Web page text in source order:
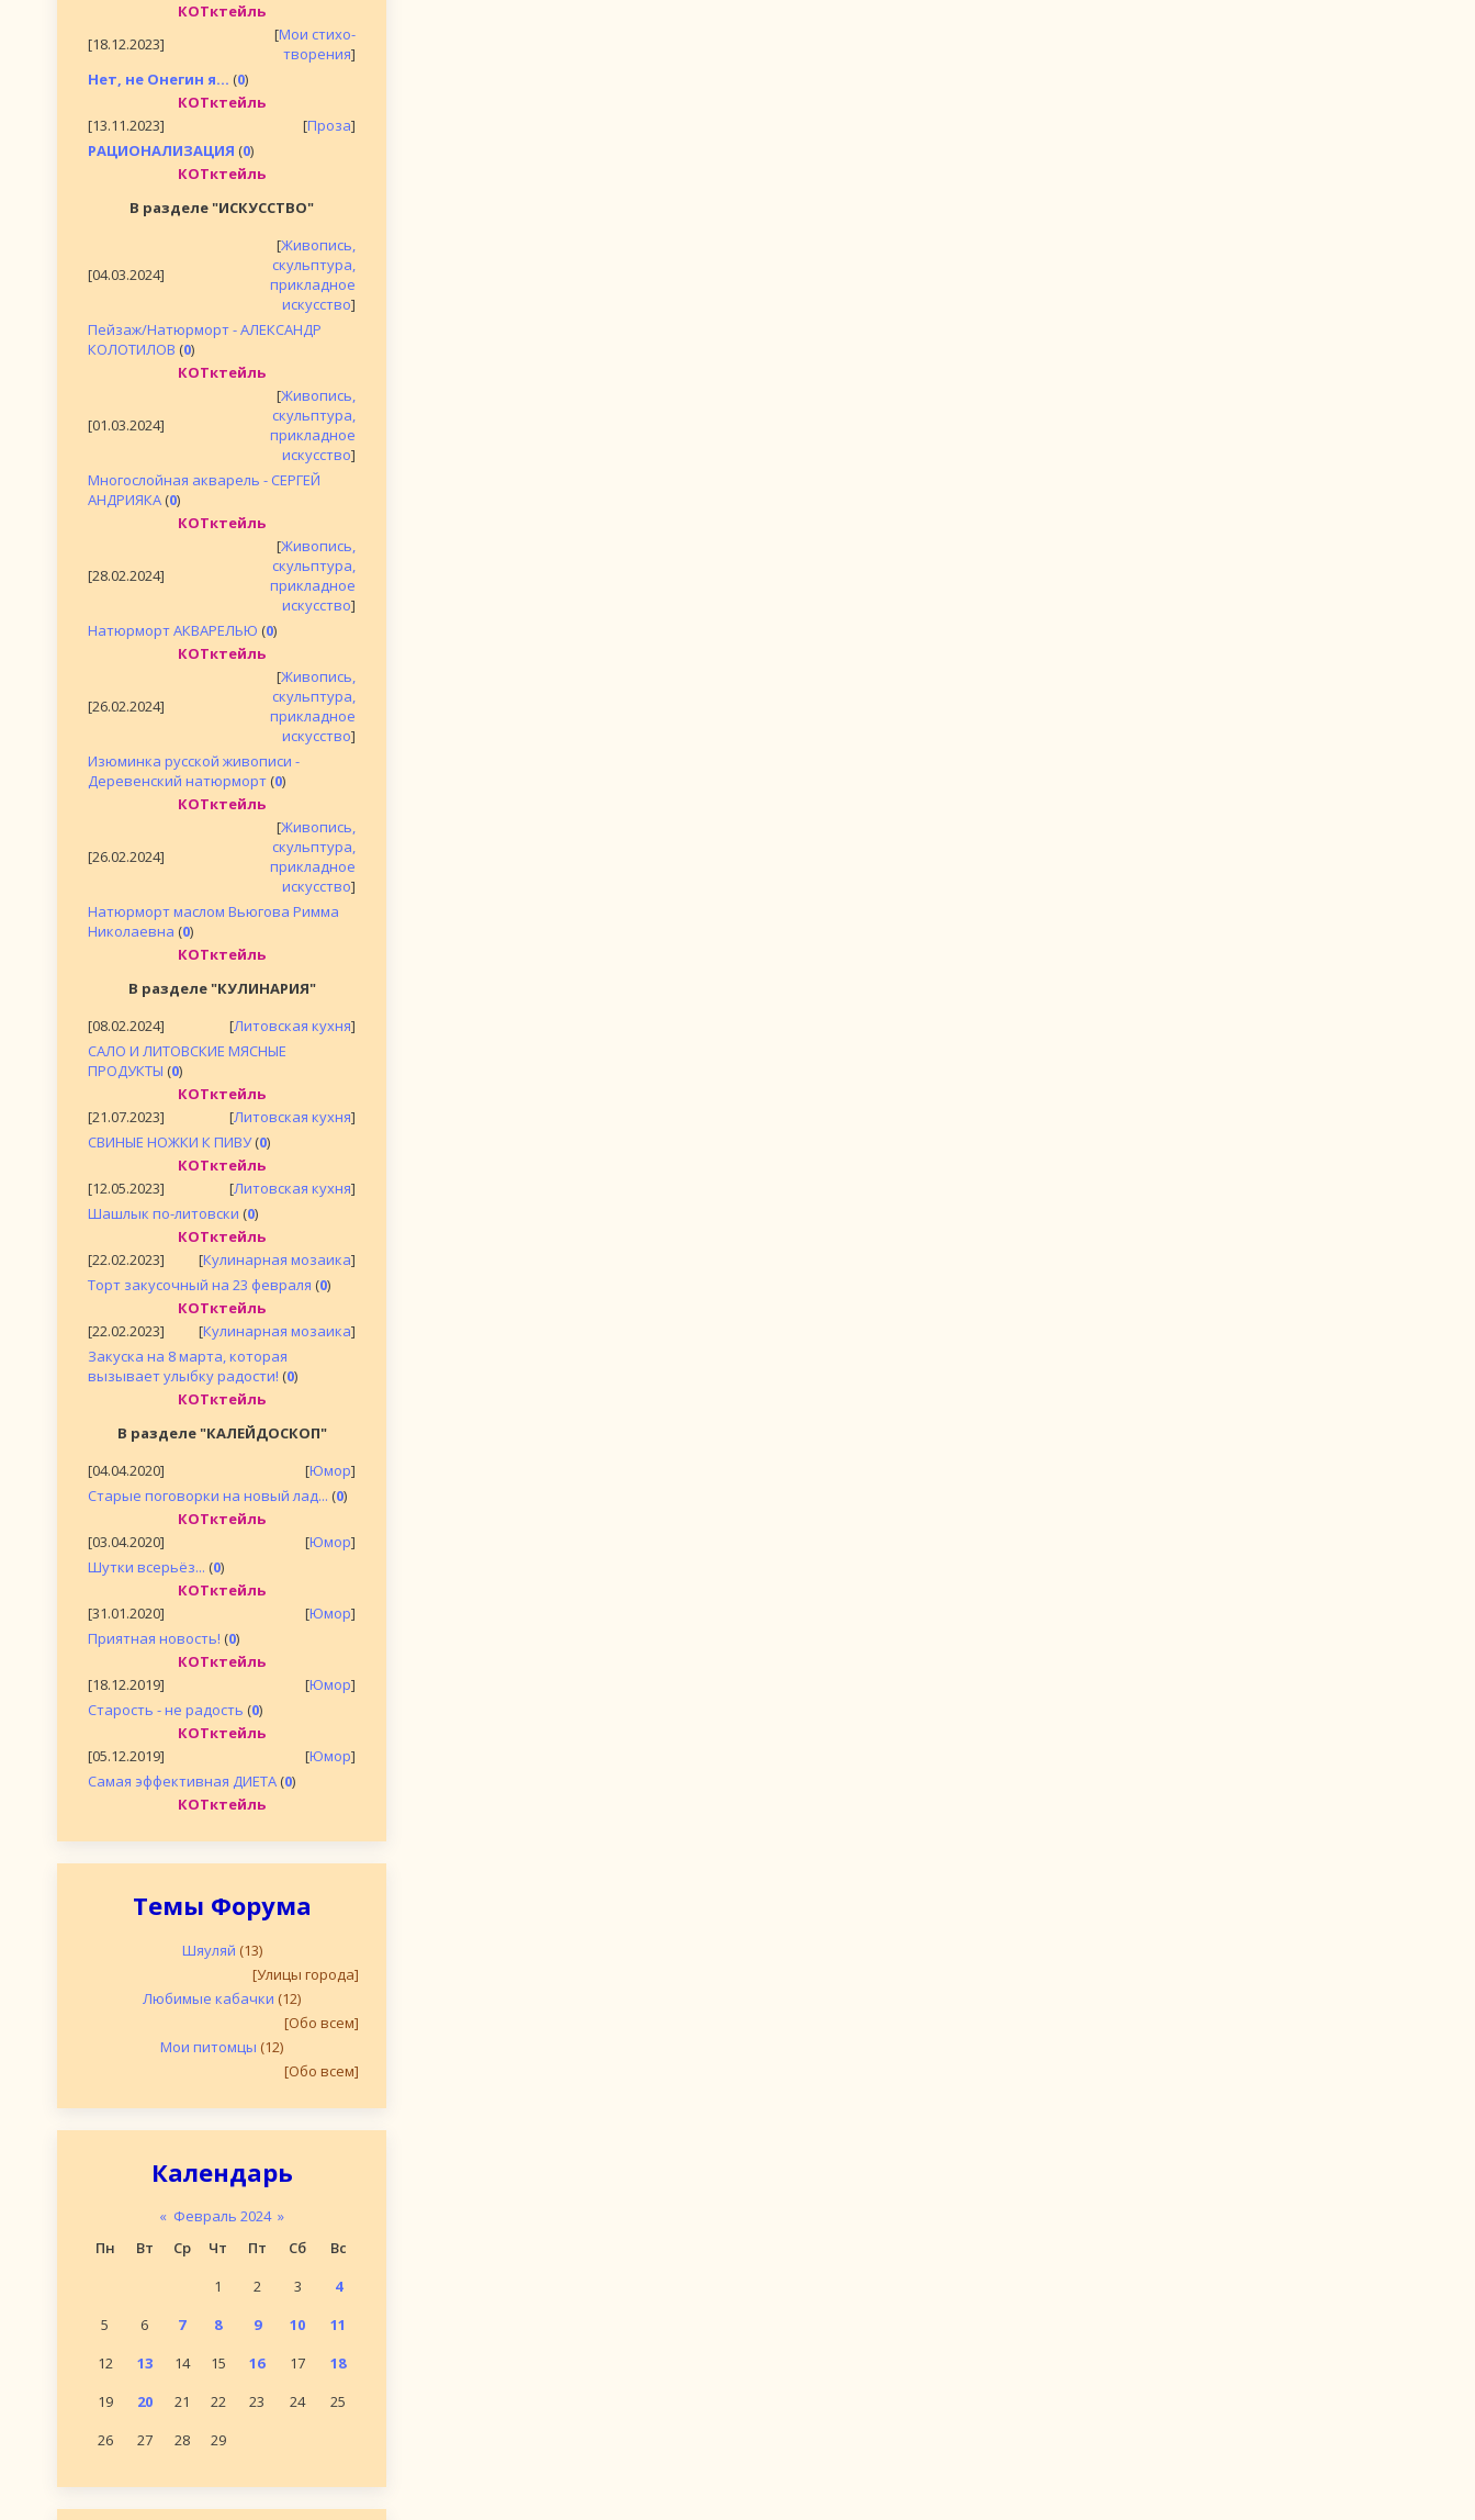
КОТктейль
[18.12.2023]
[Мои стихо-
творения]
Нет, не Онегин я... (0)
КОТктейль
[13.11.2023]
[Проза]
РАЦИОНАЛИЗАЦИЯ (0)
КОТктейль
В разделе "ИСКУССТВО"
[04.03.2024]
[Живопись,
скульптура,
прикладное
искусство]
Пейзаж/Натюрморт - АЛЕКСАНДР
КОЛОТИЛОВ (0)
КОТктейль
[01.03.2024]
[Живопись,
скульптура,
прикладное
искусство]
Многослойная акварель - СЕРГЕЙ
АНДРИЯКА (0)
КОТктейль
[28.02.2024]
[Живопись,
скульптура,
прикладное
искусство]
Натюрморт АКВАРЕЛЬЮ (0)
КОТктейль
[26.02.2024]
[Живопись,
скульптура,
прикладное
искусство]
Изюминка русской живописи -
Деревенский натюрморт (0)
КОТктейль
[26.02.2024]
[Живопись,
скульптура,
прикладное
искусство]
Натюрморт маслом Вьюгова Римма
Николаевна (0)
КОТктейль
В разделе "КУЛИНАРИЯ"
[08.02.2024]
[Литовская кухня]
САЛО И ЛИТОВСКИЕ МЯСНЫЕ
ПРОДУКТЫ (0)
КОТктейль
[21.07.2023]
[Литовская кухня]
СВИНЫЕ НОЖКИ К ПИВУ (0)
КОТктейль
[12.05.2023]
[Литовская кухня]
Шашлык по-литовски (0)
КОТктейль
[22.02.2023]
[Кулинарная мозаика]
Торт закусочный на 23 февраля (0)
КОТктейль
[22.02.2023]
[Кулинарная мозаика]
Закуска на 8 марта, которая
вызывает улыбку радости! (0)
КОТктейль
В разделе "КАЛЕЙДОСКОП"
[04.04.2020]
[Юмор]
Старые поговорки на новый лад... (0)
КОТктейль
[03.04.2020]
[Юмор]
Шутки всерьёз... (0)
КОТктейль
[31.01.2020]
[Юмор]
Приятная новость! (0)
КОТктейль
[18.12.2019]
[Юмор]
Старость - не радость (0)
КОТктейль
[05.12.2019]
[Юмор]
Самая эффективная ДИЕТА (0)
КОТктейль
Темы Форума
Шяуляй (13)
[Улицы города]
Любимые кабачки (12)
[Обо всем]
Мои питомцы (12)
[Обо всем]
Календарь
« Февраль 2024 »
Пн
Вт Ср Чт Пт Сб
Вс
1
2 3
4
5
6 7 8 9 10
11
12
13 14 15 16 17
18
19
20 21 22 23 24
25
26
27 28 29